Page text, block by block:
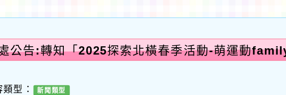
公告:轉知「2025探索北橫春季活動-萌運動
型： 新聞類型